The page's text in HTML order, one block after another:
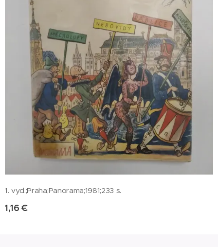
1. vyd.;Praha;Panorama;1981;233 s.
1,16 €